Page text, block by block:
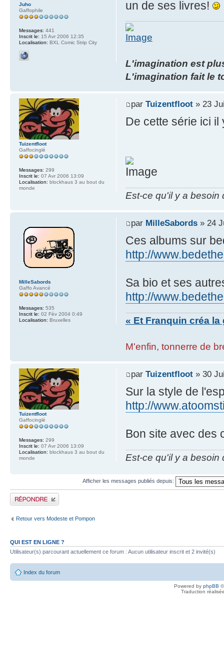
un de ses livres!
L'imagination est
L'imagination fait le
Juho
Gaffophile
Messages: 441
Inscrit le: 15 Avr 2006 12:35
Localisation: BXL Comic Strip City
par Tuizentfloot» 23
De cette série ici
Est-ce qu'il y a besoin
Tuizentfloot
Gaffocinglé
Messages: 299
Inscrit le: 07 Avr 2006 13:09
Localisation: blockhaus 3 au bout du
monde
par MilleSabords» 24
Ces albums sur
http://
Sa bio et ses
http://
« Et Franquin créa la
M'enfin, tonnerre de
MilleSabords
Gaffo Avancé
Messages: 535
Inscrit le: 02 Fév 2004 0:49
Localisation: Bruxelles
par Tuizentfloot» 30
Sur la style de
http://
Bon site avec des
Est-ce qu'il y a besoin
Tuizentfloot
Gaffocinglé
Messages: 299
Inscrit le: 07 Avr 2006 13:09
Localisation: blockhaus 3 au bout du
monde
Afficher les messages publiés depuis:
Publier une réponse
Retour vers Modeste et Pompon
QUI EST EN LIGNE ?
Utilisateur(s) parcourant actuellement ce forum : Aucun utilisateur inscrit et 2 invité(s)
Index du forum
Powered by phpBB
Traduction